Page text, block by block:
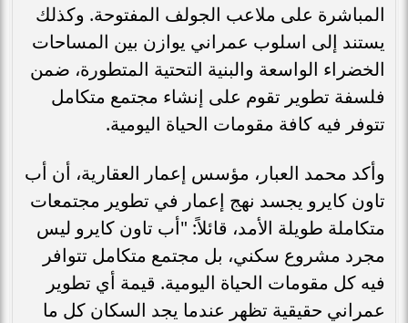
المباشرة على ملاعب الجولف المفتوحة. وكذلك
يستند إلى اسلوب عمراني يوازن بين المساحات
الخضراء الواسعة والبنية التحتية المتطورة، ضمن
فلسفة تطوير تقوم على إنشاء مجتمع متكامل
تتوفر فيه كافة مقومات الحياة اليومية.
وأكد محمد العبار، مؤسس إعمار العقارية، أن أب
تاون كايرو يجسد نهج إعمار في تطوير مجتمعات
متكاملة طويلة الأمد، قائلاً: "أب تاون كايرو ليس
مجرد مشروع سكني، بل مجتمع متكامل تتوافر
فيه كل مقومات الحياة اليومية. قيمة أي تطوير
عمراني حقيقية تظهر عندما يجد السكان كل ما